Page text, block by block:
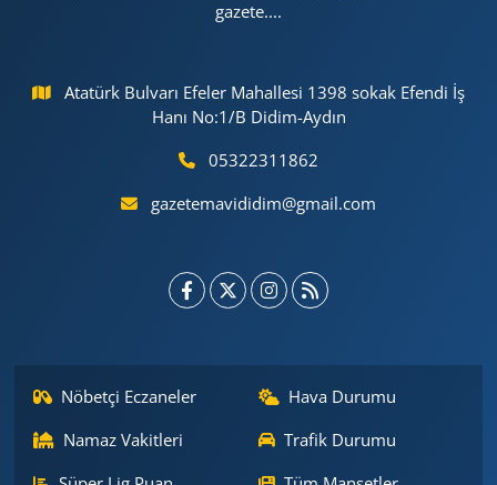
gazete....
Atatürk Bulvarı Efeler Mahallesi 1398 sokak Efendi İş
Hanı No:1/B Didim-Aydın
05322311862
gazetemavididim@gmail.com
Nöbetçi Eczaneler
Hava Durumu
Namaz Vakitleri
Trafik Durumu